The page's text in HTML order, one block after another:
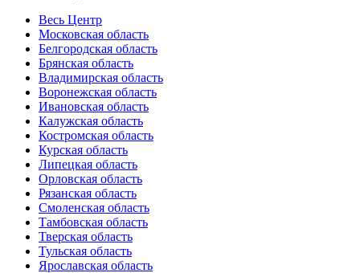
Весь Центр
Московская область
Белгородская область
Брянская область
Владимирская область
Воронежская область
Ивановская область
Калужская область
Костромская область
Курская область
Липецкая область
Орловская область
Рязанская область
Смоленская область
Тамбовская область
Тверская область
Тульская область
Ярославская область